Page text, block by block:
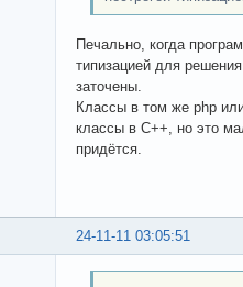
Печально, когда
типизацией для
заточены.
Классы в том же php
классы в C++, но это
придётся.
24-11-11 03:05:51